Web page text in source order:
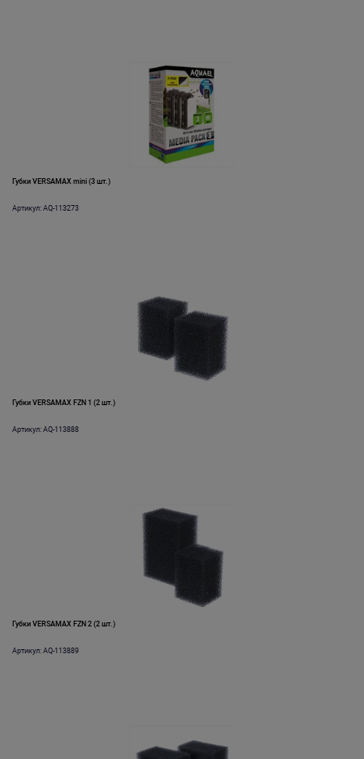
Губки VERSAMAX mini (3 шт.)
Артикул: AQ-113273
Губки VERSAMAX FZN 1 (2 шт.)
Артикул: AQ-113888
Губки VERSAMAX FZN 2 (2 шт.)
Артикул: AQ-113889